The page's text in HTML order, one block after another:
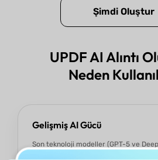
Şimdi Oluştur
UPDF AI Alıntı
Neden
Gelişmiş AI Gücü
Son teknoloji modeller (GPT-5 ve